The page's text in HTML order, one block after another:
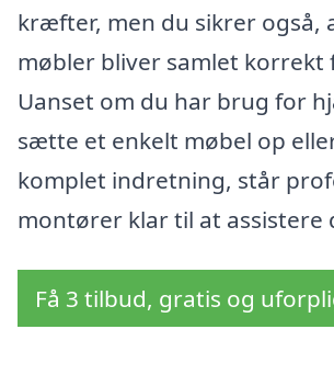
kræfter, men du sikrer også,
møbler bliver samlet korrekt
Uanset om du har brug for
sætte et enkelt møbel op
komplet indretning, står
montører klar til at assistere
Få 3 tilbud, gratis og